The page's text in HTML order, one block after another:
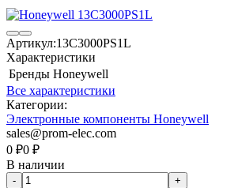
Артикул:13C3000PS1L
Характеристики
Бренды Honeywell
Все характеристики
Категории:
Электронные компоненты Honeywell
sales@prom-elec.com
0 ₽0 ₽
В наличии
-
+